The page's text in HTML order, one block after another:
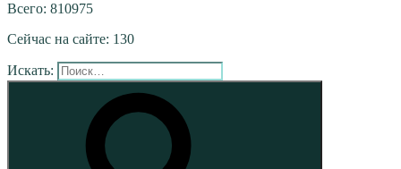
Всего: 810975
Сейчас на сайте: 130
Искать: